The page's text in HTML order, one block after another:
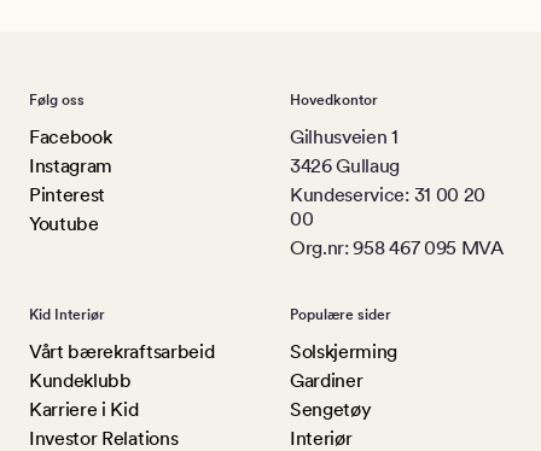
Følg oss
Facebook
Instagram
Pinterest
Youtube
Hovedkontor
Gilhusveien 1
3426 Gullaug
Kundeservice: 31 00 20
00
Org.nr: 958 467 095 MVA
Kid Interiør
Vårt bærekraftsarbeid
Kundeklubb
Karriere i Kid
Investor Relations
Populære sider
Solskjerming
Gardiner
Sengetøy
Interiør